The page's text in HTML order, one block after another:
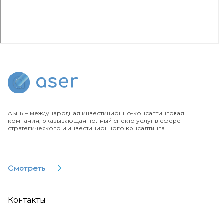
ASER – международная инвестиционно-консалтинговая
компания, оказывающая полный спектр услуг в сфере
стратегического и инвестиционного консалтинга
Смотреть
Контакты